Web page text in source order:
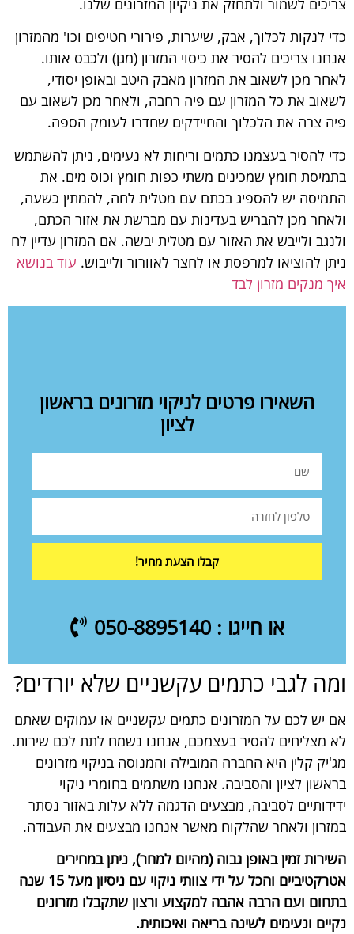
כדי לנקות לכלוך, אבק, שיערות, פירורי חטיפים וכו' מהמזרון
אנחנו צריכים להסיר את כיסוי המזרון (מגן) ולכבס אותו.
לאחר מכן לשאוב את המזרון מאבק היטב ובאופן יסודי,
לשאוב את כל המזרון עם פיה רחבה, ולאחר מכן לשאוב עם
פיה צרה את הלכלוך והחיידקים שחדרו לעומק הספה.
כדי להסיר בעצמנו כתמים וריחות לא נעימים, ניתן להשתמש
בתמיסת חומץ שמכינים משתי כפות חומץ וכוס מים. את
התמיסה יש להספיג בכתם עם מטלית לחה, להמתין כשעה,
ולאחר מכן להבריש בעדינות עם מברשת את אזור הכתם,
ולנגב ולייבש את האזור עם מטלית יבשה. אם המזרון עדיין לח
ניתן להוציאו למרפסת או לחצר לאוורור ולייבוש. עוד בנושא
איך מנקים מזרון לבד
השאירו פרטים לניקוי מזרונים בראשון
לציון
קבלו הצעת מחיר!
או חייגו : 050-8895140
ומה לגבי כתמים עקשניים שלא יורדים?
אם יש לכם על המזרונים כתמים עקשניים או עמוקים שאתם
לא מצליחים להסיר בעצמכם, אנחנו נשמח לתת לכם שירות.
מג'יק קלין היא החברה המובילה והמנוסה בניקוי מזרונים
בראשון לציון והסביבה. אנחנו משתמים בחומרי ניקוי
ידידותיים לסביבה, מבצעים הדגמה ללא עלות באזור נסתר
במזרון ולאחר שהלקוח מאשר אנחנו מבצעים את העבודה.
השירות זמין באופן גבוה (מהיום למחר), ניתן במחירים
אטרקטיביים והכל על ידי צוותי ניקוי עם ניסיון מעל 15 שנה
בתחום ועם הרבה אהבה למקצוע ורצון שתקבלו מזרונים
נקיים ונעימים לשינה בריאה ואיכותית.